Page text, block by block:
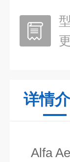
详情
Alfa